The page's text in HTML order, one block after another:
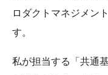
ロダクトマネジメン
す。
私が担当する「共通